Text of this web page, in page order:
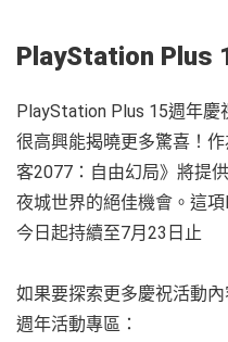
PlayStation Plus
PlayStation Plus 15週年慶
很高興能揭曉更多驚喜！
客2077：自由幻局》將提
夜城世界的絕佳機會。這
今日起持續至7月23日止
如果要探索更多慶祝活動
週年活動專區：